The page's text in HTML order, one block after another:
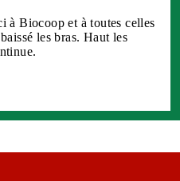
à Biocoop et à toutes celles
les bras. Haut les